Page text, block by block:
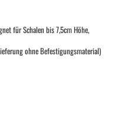
für Schalen bis 7,5cm Höhe,
ohne Befestigungsmaterial)